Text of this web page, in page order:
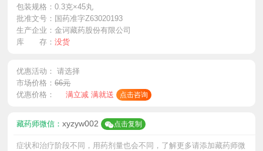
包装规格：0.3克×45丸
批准文号： 国药准字Z63020193
生产企业：金诃藏药股份有限公司
库 存：没货
优惠活动：请选择
市场价格：66元
优惠价格：
满立减 满就送 点击咨询
藏药师微信：xyzyw002 点击复制
症状和治疗阶段不同，用药剂量也会不同，了解更多请添加藏药师微